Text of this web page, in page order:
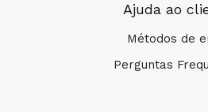
Ajuda ao
Métodos de
Perguntas